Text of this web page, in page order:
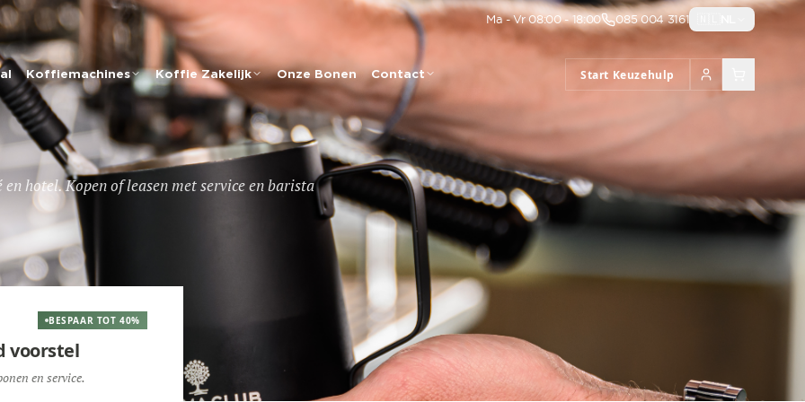
Ma - Vr 08:00 - 18:00 085 004 3161
Koffiemachines Koffie Zakelijk Onze Bonen Contact Start Keuzehulp
hotel. Kopen of leasen met service en barista
BESPAAR TOT 40%
voorstel
en service.